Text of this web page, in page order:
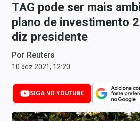
Money Trader
Anuncie
Últimas Notícias
Newsletters
Cotações
TAG pode ser mais
plano de investimento
diz presidente
Por Reuters
10 dez 2021, 12:20
SIGA NO YOUTUBE